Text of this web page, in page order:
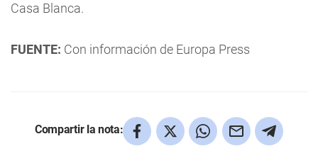
Casa Blanca.
FUENTE: Con información de Europa Press
Compartir la nota: